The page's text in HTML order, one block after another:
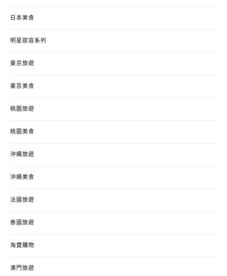
日本美食
明星妝容系列
東京旅遊
東京美食
桃園旅遊
桃園美食
沖繩旅遊
沖繩美食
法國旅遊
泰國旅遊
淘寶購物
澳門旅遊